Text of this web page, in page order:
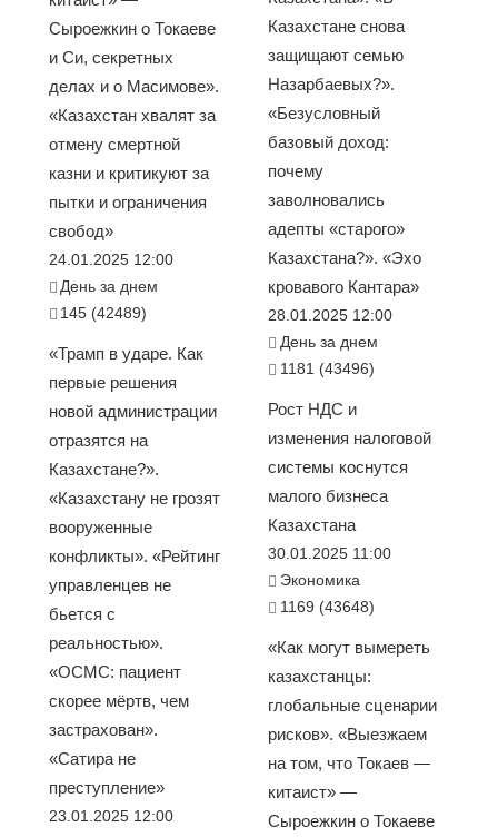
Сыроежкин о Токаеве
и Си, секретных
делах и о Масимове».
«Казахстан хвалят за
отмену смертной
казни и критикуют за
пытки и ограничения
свобод»
24.01.2025 12:00
День за днем
145 (42489)
«Трамп в ударе. Как
первые решения
новой администрации
отразятся на
Казахстане?».
«Казахстану не грозят
вооруженные
конфликты». «Рейтинг
управленцев не
бьется с
реальностью».
«ОСМС: пациент
скорее мёртв, чем
застрахован».
«Сатира не
преступление»
23.01.2025 12:00
Казахстане снова
защищают семью
Назарбаевых?».
«Безусловный
базовый доход:
почему
заволновались
адепты «старого»
Казахстана?». «Эхо
кровавого Кантара»
28.01.2025 12:00
День за днем
1181 (43496)
Рост НДС и
изменения налоговой
системы коснутся
малого бизнеса
Казахстана
30.01.2025 11:00
Экономика
1169 (43648)
«Как могут вымереть
казахстанцы:
глобальные сценарии
рисков». «Выезжаем
на том, что Токаев —
китаист» —
Сыроежкин о Токаеве